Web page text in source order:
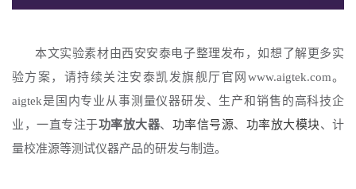
本文实验素材由西安安泰电子整理发布，如想了解更多实
验方案，请持续关注安泰凯发旗舰厅官网 www.aigtek.com。
aigtek是国内专业从事测量仪器研发、生产和销售的高科技企
业，一直专注于功率放大器、 功率信号源、 功率放大模块、计
量校准源等测试仪器产品的研发与制造。